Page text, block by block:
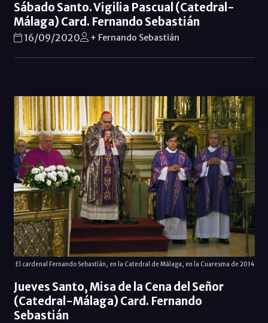
Sábado Santo. Vigilia Pascual (Catedral-
Málaga) Card. Fernando Sebastián
16/09/2020 + Fernando Sebastián
El cardenal Fernando Sebastián, en la Catedral de Málaga, en la Cuaresma de 2014
Jueves Santo, Misa de la Cena del Señor
(Catedral-Málaga) Card. Fernando
Sebastián